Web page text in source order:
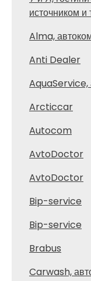
источником
Alma,
Anti Dealer
AquaService,
Arcticcar
Autocom
AvtoDoctor
AvtoDoctor
Bip-service
Bip-service
Brabus
Carwash,